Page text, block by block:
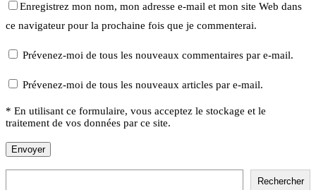
Enregistrez mon nom, mon adresse e-mail et mon site Web dans
ce navigateur pour la prochaine fois que je commenterai.
Prévenez-moi de tous les nouveaux commentaires par e-mail.
Prévenez-moi de tous les nouveaux articles par e-mail.
* En utilisant ce formulaire, vous acceptez le stockage et le
traitement de vos données par ce site.
Rechercher